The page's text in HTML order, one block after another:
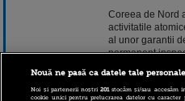
Coreea de Nord
activitatile
al unor garantii
permanent
privind
Statele Unite,
Nouă ne pasă ca datele tale
Noi și partenerii noștri201stocăm și/sau accesăm
cookie unici pentru prelucrarea datelor cu caracter